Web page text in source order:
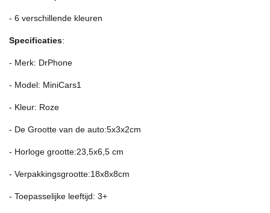
- 6 verschillende kleuren
Specificaties:
- Merk: DrPhone
- Model: MiniCars1
- Kleur: Roze
- De Grootte van de auto:5x3x2cm
- Horloge grootte:23,5x6,5 cm
- Verpakkingsgrootte:18x8x8cm
- Toepasselijke leeftijd: 3+